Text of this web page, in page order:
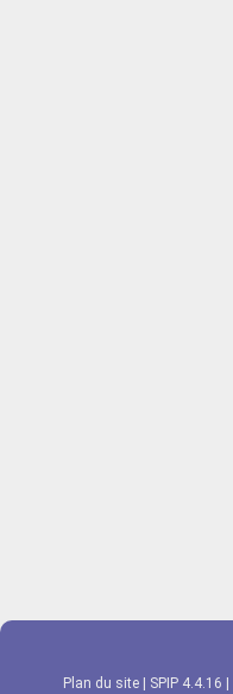
Plan du site SPIP 4.4.16